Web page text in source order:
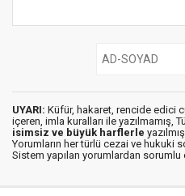
UYARI: Küfür, hakaret, rencide edici
içeren, imla kuralları ile yazılmamış,
isimsiz ve büyük harflerle
Yorumların her türlü cezai ve hukuki
Sistem yapılan yorumlardan sorumlu